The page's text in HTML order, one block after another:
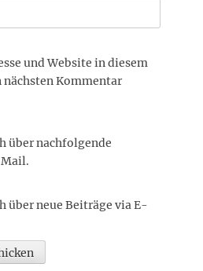
und Website in diesem
Kommentar
über nachfolgende
über neue Beiträge via E-